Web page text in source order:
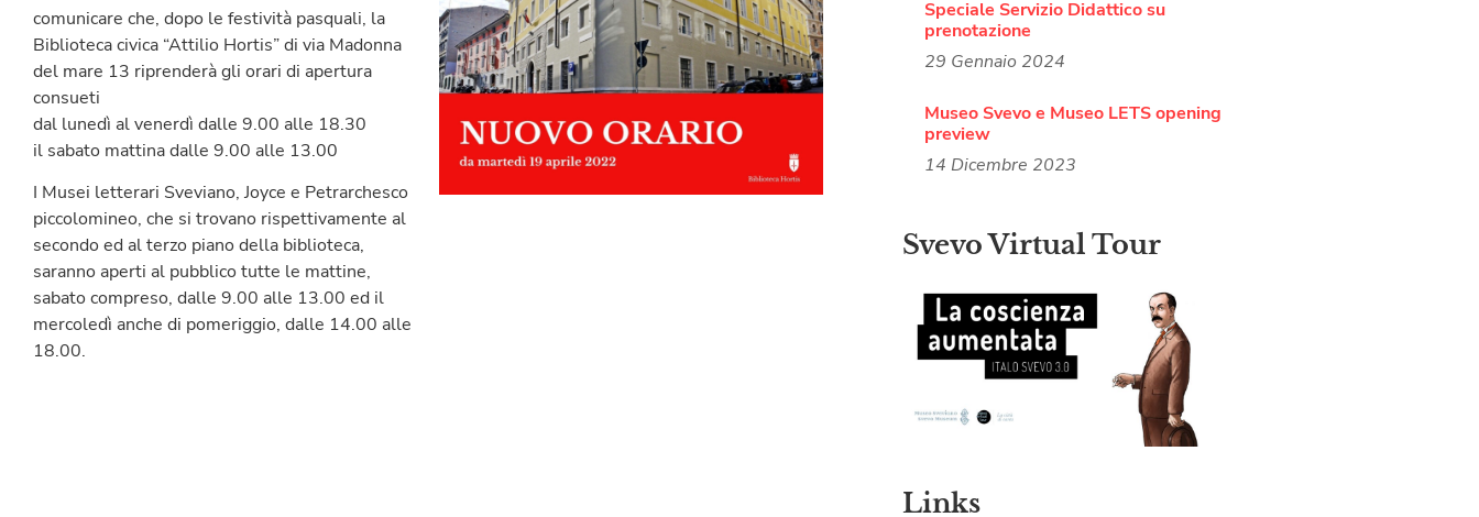
comunicare che, dopo le festività pasquali, la
Biblioteca civica “Attilio Hortis” di via Madonna
del mare 13 riprenderà gli orari di apertura
consueti
dal lunedì al venerdì dalle 9.00 alle 18.30
il sabato mattina dalle 9.00 alle 13.00
I Musei letterari Sveviano, Joyce e Petrarchesco
piccolomineo, che si trovano rispettivamente al
secondo ed al terzo piano della biblioteca,
saranno aperti al pubblico tutte le mattine,
sabato compreso, dalle 9.00 alle 13.00 ed il
mercoledì anche di pomeriggio, dalle 14.00 alle
18.00.
Speciale Servizio Didattico su
prenotazione
29 Gennaio 2024
Museo Svevo e Museo LETS opening
preview
14 Dicembre 2023
Svevo Virtual Tour
Links